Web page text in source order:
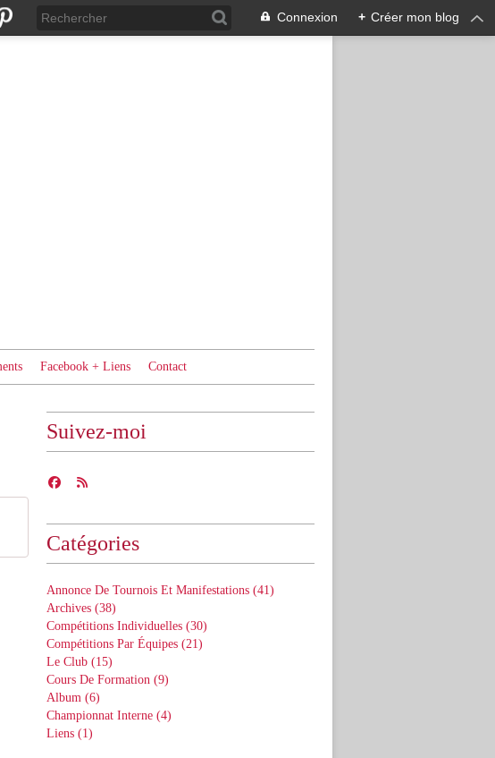
Connexion + Créer mon blog
Facebook + Liens Contact
Suivez-moi
Catégories
Annonce De Tournois Et Manifestations (41)
Archives (38)
Compétitions Individuelles (30)
Compétitions Par Équipes (21)
Le Club (15)
Cours De Formation (9)
Album (6)
Championnat Interne (4)
Liens (1)